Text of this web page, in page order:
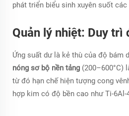
phát triển biểu sinh xuyên suốt các
Quản lý nhiệt: Duy trì
Ứng suất dư là kẻ thù của độ bám
nóng sơ bộ nền tảng (200–600°C)
từ đó hạn chế hiện tượng cong
hợp kim có độ bền cao như Ti-6Al-